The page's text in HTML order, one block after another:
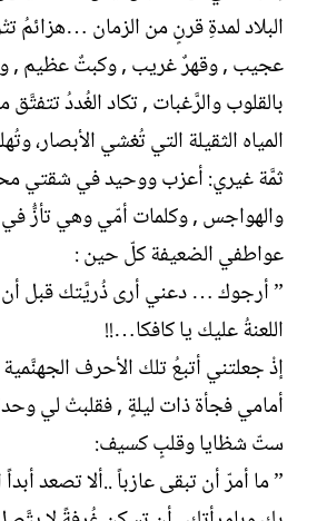
البلاد لمدةِ قرنٍ من الزمان …هزائمُ
عجيب , وقهرٌ غريب , وكبتٌ عظيم ,
بالقلوب والرَّغبات , تكاد الغُددُ
المياه الثقيلة التي تُغشي الأبصار،
ثمَّة غيري: أعزب ووحيد في شقتي
والهواجس , وكلمات أمّي وهي تأزُّ
عواطفي الضعيفة كلّ حين :
” أرجوك … دعني أرى ذُريَّتك قبل
اللعنةُ عليك يا كافكا…!!
إذْ جعلتني أتبعُ تلك الأحرف
أمامي فجأة ذات ليلةٍ , فقلبتْ لي
ستّ شظايا وقلبٍ كسيف:
” ما أمرّ أن تبقى عازباً ..ألا تصعد